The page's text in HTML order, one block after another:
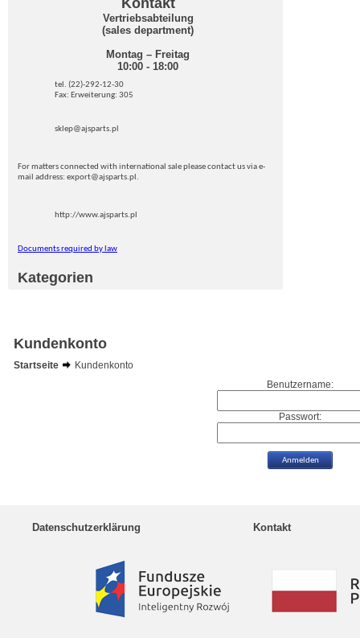
Kontakt
Vertriebsabteilung
(sales department)
Montag – Freitag
10:00 - 18:00
tel. (22)-292-12-30
Fax: Erweiterung: 305
sklep@ajsparts.pl
For matters connected with international sale please contact us via e-
mail address: export@ajsparts.pl.
http://www.ajsparts.pl
Documents required by law
Kategorien
Kundenkonto
Startseite
Kundenkonto
Benutzername:
Passwort:
Datenschutzerklärung Kontakt